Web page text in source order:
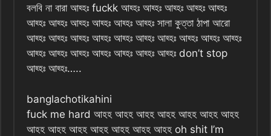
বলবি না বারা আহ্হঃ fuckk আহ্হঃ আহ্হঃ আহ্হঃ আহ্হঃ আহ্হঃ
আহ্হঃ আহ্হঃ আহ্হঃ আহ্হঃ আহ্হঃ আহ্হঃ সালা কুত্তা ঠাপা আরো
আহ্হঃ আহ্হঃ আহ্হঃ আহ্হঃ আহ্হঃ আহ্হঃ আহ্হঃ আহ্হঃ আহ্হঃ আহ্হঃ
আহ্হঃ আহ্হঃ আহ্হঃ আহ্হঃ আহ্হঃ আহ্হঃ আহ্হঃ don’t stop
আহ্হঃ আহ্হঃ…..
banglachotikahini
fuck me hard আহহ আহহ আহহ আহহ আহহ আহহ আহহ
আহহ আহহ আহহ আহহ আহহ আহহ আহহ oh shit I’m